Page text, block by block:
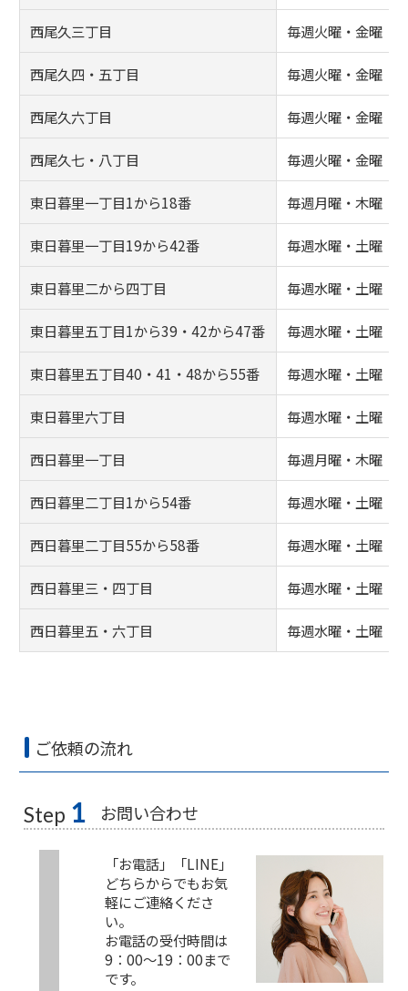
西尾久三丁目 毎週火曜・金曜
西尾久四・五丁目 毎週火曜・金曜
西尾久六丁目 毎週火曜・金曜
西尾久七・八丁目 毎週火曜・金曜
東日暮里一丁目1から18番 毎週月曜・木曜
東日暮里一丁目19から42番 毎週水曜・土曜
東日暮里二から四丁目 毎週水曜・土曜
東日暮里五丁目1から39・42から47番 毎週水曜・土曜
東日暮里五丁目40・41・48から55番 毎週水曜・土曜
東日暮里六丁目 毎週水曜・土曜
西日暮里一丁目 毎週月曜・木曜
西日暮里二丁目1から54番 毎週水曜・土曜
西日暮里二丁目55から58番 毎週水曜・土曜
西日暮里三・四丁目 毎週水曜・土曜
西日暮里五・六丁目 毎週水曜・土曜
ご依頼の流れ
Step 1 お問い合わせ
「お電話」「LINE」
どちらからでもお気
軽にご連絡くださ
い。
お電話の受付時間は
9：00～19：00まで
です。